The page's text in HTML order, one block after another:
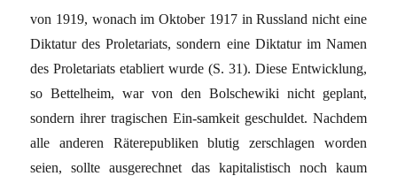
von 1919, wonach im Oktober 1917 in Russland nicht eine
Diktatur des Proletariats, sondern eine Diktatur im Namen
des Proletariats etabliert wurde (S. 31). Diese Entwicklung,
so Bettelheim, war von den Bolschewiki nicht geplant,
sondern ihrer tragischen Ein-samkeit geschuldet. Nachdem
alle anderen Räterepubliken blutig zerschlagen worden
seien, sollte ausgerechnet das kapitalistisch noch kaum